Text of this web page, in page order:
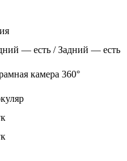
— есть / Задний — есть
камера 360°